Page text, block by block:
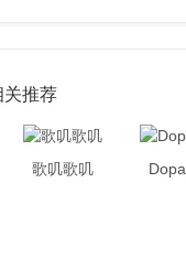
关推荐
歌叽歌叽